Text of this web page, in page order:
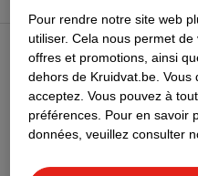
Club Kruidvat
Service Clientèle
Tout sur Kruidvat
Pour rendre notre site web
utiliser. Cela nous permet
offres et promotions, ainsi
dehors de Kruidvat.be. Vous
acceptez. Vous pouvez à
préférences. Pour en savoir
données, veuillez consulter